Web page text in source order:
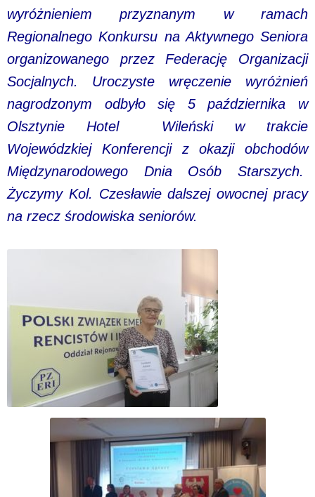
wyróżnieniem przyznanym w ramach
Regionalnego Konkursu na Aktywnego Seniora
organizowanego przez Federację Organizacji
Socjalnych. Uroczyste wręczenie wyróżnień
nagrodzonym odbyło się 5 października w
Olsztynie Hotel Wileński w trakcie
Wojewódzkiej Konferencji z okazji obchodów
Międzynarodowego Dnia Osób Starszych.
Życzymy Kol. Czesławie dalszej owocnej pracy
na rzecz środowiska seniorów.